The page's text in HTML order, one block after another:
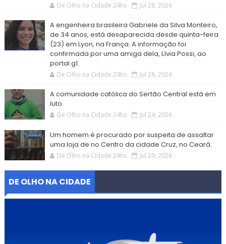
De Olho na Cidade 24hs Jul 28, 2026
A engenheira brasileira Gabriele da Silva Monteiro,
de 34 anos, está desaparecida desde quinta-feira
(23) em Lyon, na França. A informação foi
confirmada por uma amiga dela, Lívia Possi, ao
portal g1.
De Olho na Cidade 24hs Jul 28, 2026
A comunidade católica do Sertão Central está em
luto.
De Olho na Cidade 24hs Jul 24, 2026
Um homem é procurado por suspeita de assaltar
uma loja de no Centro da cidade Cruz, no Ceará.
De Olho na Cidade 24hs Jul 20, 2026
DE OLHO NA CIDADE